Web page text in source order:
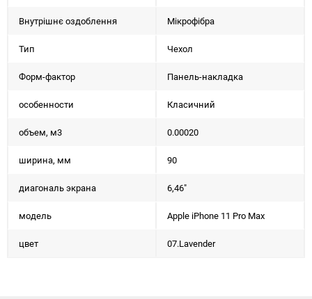
Внутрішнє оздоблення Мікрофібра
Тип Чехол
Форм-фактор Панель-накладка
особенности Класичний
объем, м3 0.00020
ширина, мм 90
диагональ экрана 6,46"
мoдель Apple iPhone 11 Pro Max
цвет 07.Lavender